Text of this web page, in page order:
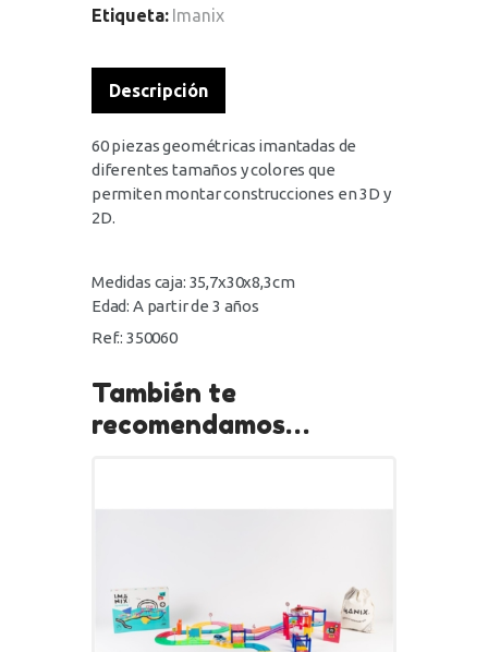
Etiqueta: Imanix
Descripción
60 piezas geométricas imantadas de
diferentes tamaños y colores que
permiten montar construcciones en 3D y
2D.
Medidas caja: 35,7x30x8,3cm
Edad: A partir de 3 años
Ref.: 350060
También te
recomendamos…